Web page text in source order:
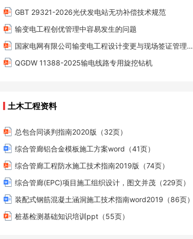
GBT 29321-2026光伏发电站无功补偿技术规范
输变电工程创优管理中容易发生的问题
国家电网有限公司输变电工程设计变更与现场签证管理办法
QGDW 11388-2025输电线路专用旋挖钻机
土木工程资料
总包合同谈判指南2020版（32页）
综合管廊铝合金模板施工方案word（41页）
综合管廊工程防水施工技术指南2019版（74页）
综合管廊(EPC)项目施工组织设计，图文并茂（229页）
装配式钢筋混凝土涵洞施工技术指南word2019（86页）
桩基检测基础知识培训ppt（55页）